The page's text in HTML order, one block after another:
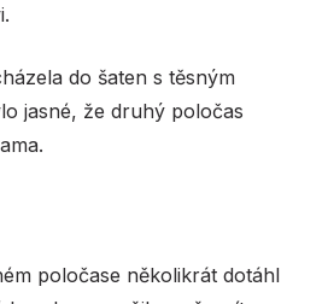
do šaten s těsným
jasné, že druhý poločas
poločase několikrát dotáhl